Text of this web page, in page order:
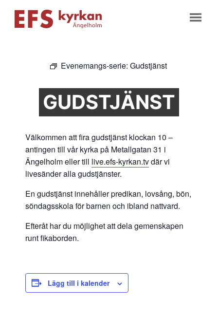
Evenemangs-serie: Gudstjänst
GUDSTJÄNST
Välkommen att fira gudstjänst klockan 10 –
antingen till vår kyrka på Metallgatan 31 i
Ängelholm eller till live.efs-kyrkan.tvdär vi
livesänder alla gudstjänster.
En gudstjänst innehåller predikan, lovsång, bön,
söndagsskola för barnen och ibland nattvard.
Efteråt har du möjlighet att dela gemenskapen
runt fikaborden.
Lägg till i kalender